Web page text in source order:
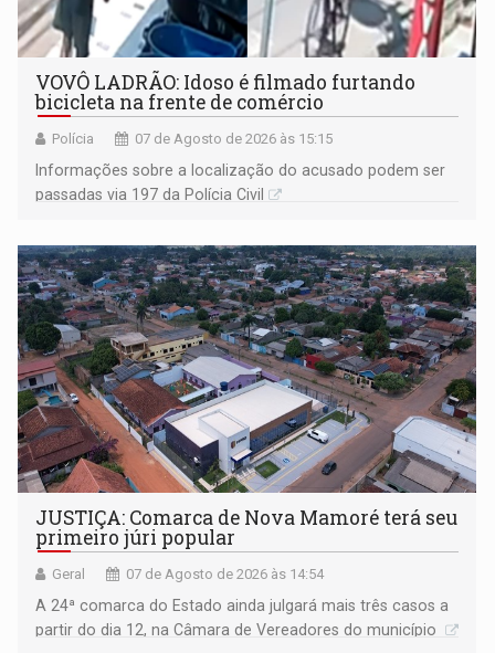
VOVÔ LADRÃO: Idoso é filmado furtando
bicicleta na frente de comércio
Polícia 07 de Agosto de 2026 às 15:15
Informações sobre a localização do acusado podem ser
passadas via 197 da Polícia Civil
JUSTIÇA: Comarca de Nova Mamoré terá seu
primeiro júri popular
Geral 07 de Agosto de 2026 às 14:54
A 24ª comarca do Estado ainda julgará mais três casos a
partir do dia 12, na Câmara de Vereadores do município